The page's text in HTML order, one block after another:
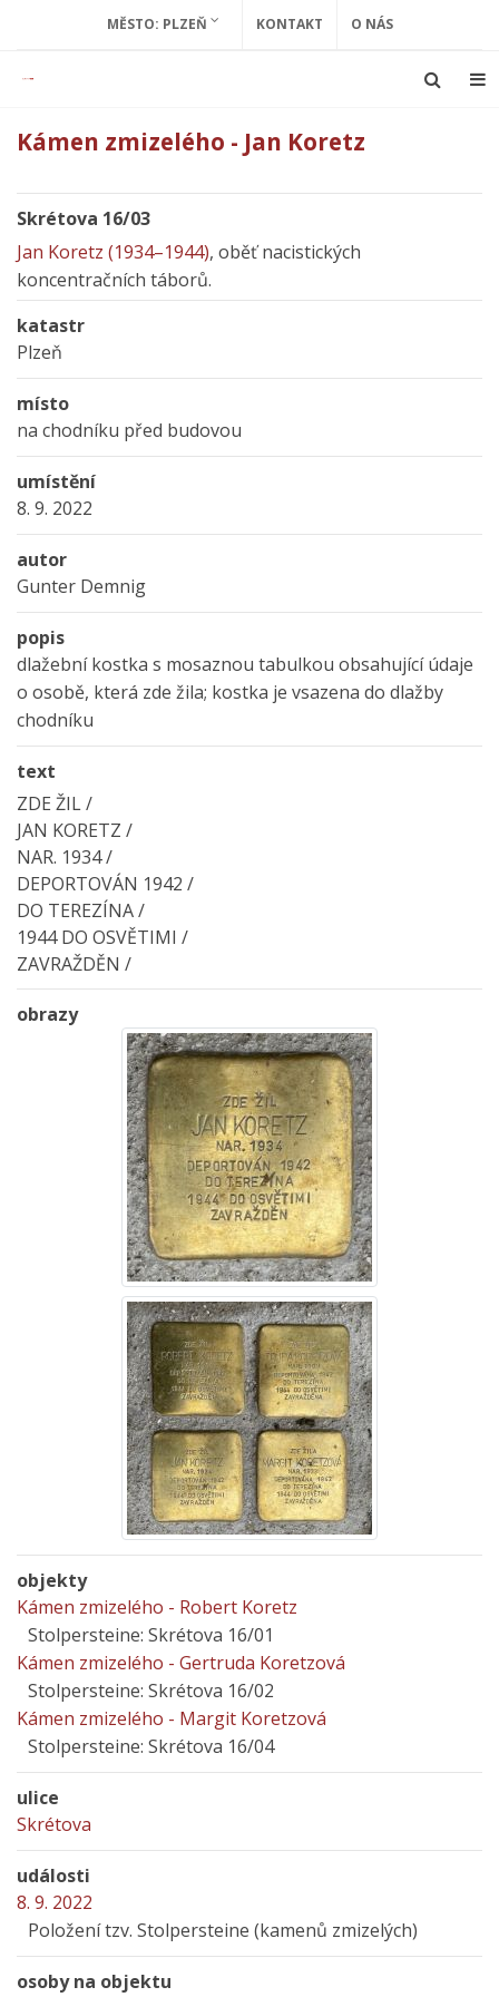
MĚSTO: PLZEŇ KONTAKT O NÁS
Kámen zmizelého - Jan Koretz
Skrétova 16/03
Jan Koretz (1934–1944), oběť nacistických
koncentračních táborů.
katastr
Plzeň
místo
na chodníku před budovou
umístění
8. 9. 2022
autor
Gunter Demnig
popis
dlažební kostka s mosaznou tabulkou obsahující údaje
o osobě, která zde žila; kostka je vsazena do dlažby
chodníku
text
ZDE ŽIL /
JAN KORETZ /
NAR. 1934 /
DEPORTOVÁN 1942 /
DO TEREZÍNA /
1944 DO OSVĚTIMI /
ZAVRAŽDĚN /
obrazy
objekty
Kámen zmizelého - Robert Koretz
Stolpersteine: Skrétova 16/01
Kámen zmizelého - Gertruda Koretzová
Stolpersteine: Skrétova 16/02
Kámen zmizelého - Margit Koretzová
Stolpersteine: Skrétova 16/04
ulice
Skrétova
události
8. 9. 2022
Položení tzv. Stolpersteine (kamenů zmizelých)
osoby na objektu